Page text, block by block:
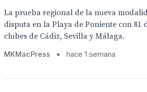
La prueba regional de la nueva
disputa en la Playa de Poniente con 81
clubes de Cádiz, Sevilla y Málaga.
MKMacPress • hace 1 semana